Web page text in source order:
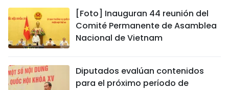
[Foto] Inauguran 44 reunión del
Comité Permanente de Asamblea
Nacional de Vietnam
Diputados evalúan contenidos
para el próximo período de